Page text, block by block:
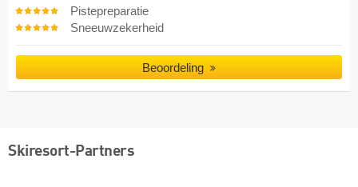
Pistepreparatie
Sneeuwzekerheid
Beoordeling
Skiresort-Partners